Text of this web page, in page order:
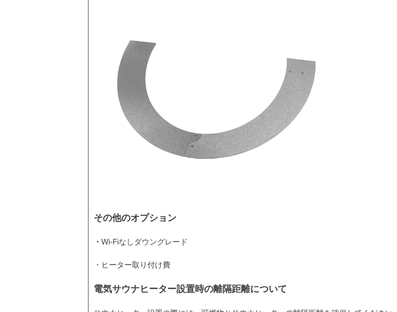
その他のオプション
・ Wi-Fiなしダウングレード
・ヒーター取り付け費
電気サウナヒーター設置時の離隔距離について